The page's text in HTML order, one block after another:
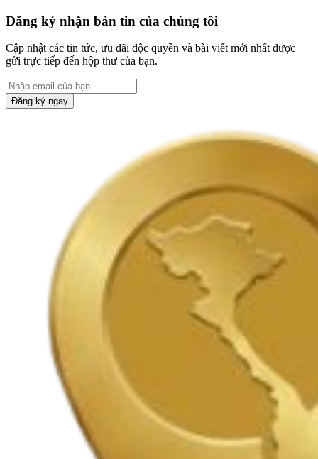
Đăng ký nhận bản tin của chúng tôi
Cập nhật các tin tức, ưu đãi độc quyền và bài viết mới nhất được
gửi trực tiếp đến hộp thư của bạn.
Đăng ký ngay